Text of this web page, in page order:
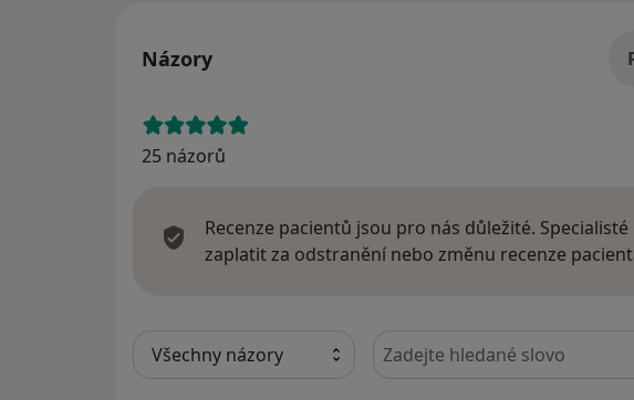
Názory
25 názorů
Recenze pacientů jsou pro nás důležité.
zaplatit za odstranění nebo změnu recenze
Hledejte v názorech